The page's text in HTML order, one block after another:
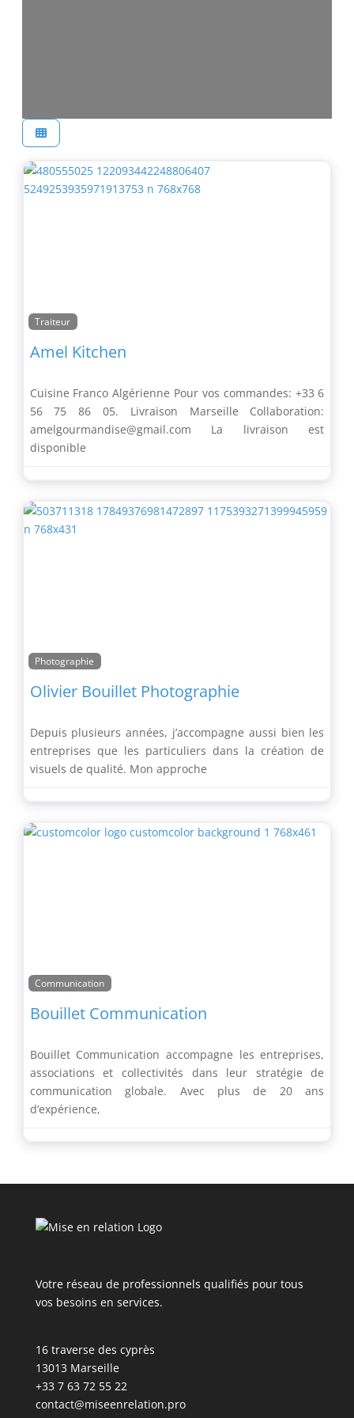
Traiteur
Amel Kitchen
Cuisine Franco Algérienne Pour vos commandes: +33 6
56 75 86 05. Livraison Marseille Collaboration:
amelgourmandise@gmail.com La livraison est
disponible
Photographie
Olivier Bouillet Photographie
Depuis plusieurs années, j’accompagne aussi bien les
entreprises que les particuliers dans la création de
visuels de qualité. Mon approche
Communication
Bouillet Communication
Bouillet Communication accompagne les entreprises,
associations et collectivités dans leur stratégie de
communication globale. Avec plus de 20 ans
d’expérience,
Votre réseau de professionnels qualifiés pour tous
vos besoins en services.
16 traverse des cyprès
13013 Marseille
+33 7 63 72 55 22
contact@miseenrelation.pro